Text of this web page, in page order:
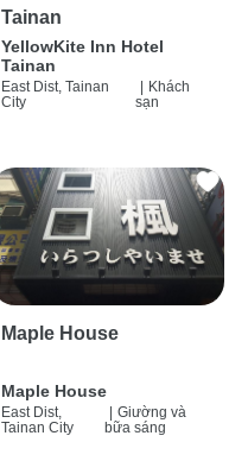
Tainan
YellowKite Inn Hotel
Tainan
East Dist, Tainan
City
| Khách
sạn
Maple House
Maple House
East Dist,
Tainan City
| Giường và
bữa sáng